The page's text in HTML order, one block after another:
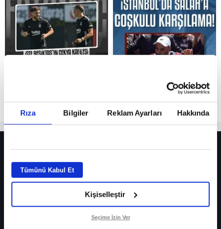
Rıza Bilgiler Reklam Ayarları Hakkında
Tümünü Kabul Et
Kişiselleştir
Seçime İzin Ver
Reddet
Fenerbahçe’de sürpriz ayrılık ihtimali! Devre arasında gelmişti
Fenerbahçe’nin yeni transferi Mason Greenwood için olay sözler!
Galatasaray’da rota yeniden Thiago Almada!